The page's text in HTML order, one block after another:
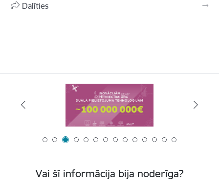
Dalīties
Vai šī informācija bija noderīga?